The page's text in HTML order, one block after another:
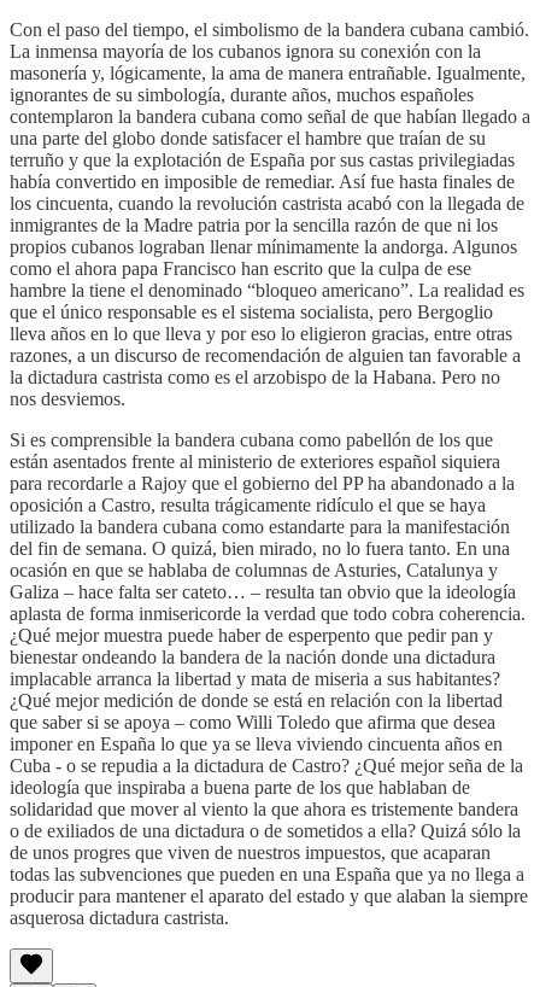
Con el paso del tiempo, el simbolismo de la bandera cubana cambió.
La inmensa mayoría de los cubanos ignora su conexión con la
masonería y, lógicamente, la ama de manera entrañable. Igualmente,
ignorantes de su simbología, durante años, muchos españoles
contemplaron la bandera cubana como señal de que habían llegado a
una parte del globo donde satisfacer el hambre que traían de su
terruño y que la explotación de España por sus castas privilegiadas
había convertido en imposible de remediar. Así fue hasta finales de
los cincuenta, cuando la revolución castrista acabó con la llegada de
inmigrantes de la Madre patria por la sencilla razón de que ni los
propios cubanos lograban llenar mínimamente la andorga. Algunos
como el ahora papa Francisco han escrito que la culpa de ese
hambre la tiene el denominado “bloqueo americano”. La realidad es
que el único responsable es el sistema socialista, pero Bergoglio
lleva años en lo que lleva y por eso lo eligieron gracias, entre otras
razones, a un discurso de recomendación de alguien tan favorable a
la dictadura castrista como es el arzobispo de la Habana. Pero no
nos desviemos.
Si es comprensible la bandera cubana como pabellón de los que
están asentados frente al ministerio de exteriores español siquiera
para recordarle a Rajoy que el gobierno del PP ha abandonado a la
oposición a Castro, resulta trágicamente ridículo el que se haya
utilizado la bandera cubana como estandarte para la manifestación
del fin de semana. O quizá, bien mirado, no lo fuera tanto. En una
ocasión en que se hablaba de columnas de Asturies, Catalunya y
Galiza – hace falta ser cateto… – resulta tan obvio que la ideología
aplasta de forma inmisericorde la verdad que todo cobra coherencia.
¿Qué mejor muestra puede haber de esperpento que pedir pan y
bienestar ondeando la bandera de la nación donde una dictadura
implacable arranca la libertad y mata de miseria a sus habitantes?
¿Qué mejor medición de donde se está en relación con la libertad
que saber si se apoya – como Willi Toledo que afirma que desea
imponer en España lo que ya se lleva viviendo cincuenta años en
Cuba - o se repudia a la dictadura de Castro? ¿Qué mejor seña de la
ideología que inspiraba a buena parte de los que hablaban de
solidaridad que mover al viento la que ahora es tristemente bandera
o de exiliados de una dictadura o de sometidos a ella? Quizá sólo la
de unos progres que viven de nuestros impuestos, que acaparan
todas las subvenciones que pueden en una España que ya no llega a
producir para mantener el aparato del estado y que alaban la siempre
asquerosa dictadura castrista.